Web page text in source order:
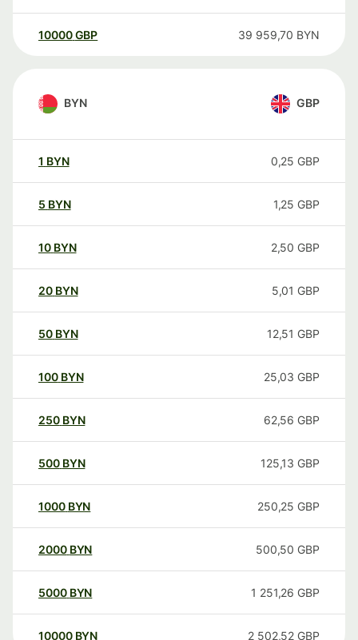
10000 GBP 39 959,70 BYN
BYN GBP
1 BYN 0,25 GBP
5 BYN 1,25 GBP
10 BYN 2,50 GBP
20 BYN 5,01 GBP
50 BYN 12,51 GBP
100 BYN 25,03 GBP
250 BYN 62,56 GBP
500 BYN 125,13 GBP
1000 BYN 250,25 GBP
2000 BYN 500,50 GBP
5000 BYN 1 251,26 GBP
10000 BYN 2 502,52 GBP